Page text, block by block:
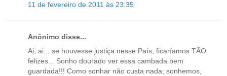
11 de fevereiro de 2011 às 23:35
Anônimo disse...
Ai, ai... se houvesse justiça nesse País, ficaríamos TÃO
felizes... Sonho dourado ver essa cambada bem
guardada!!! Como sonhar não custa nada; sonhemos,